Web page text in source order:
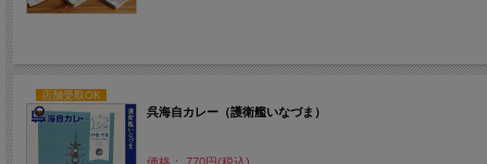
店舗受取OK
呉海自カレー（護衛艦いなづま）